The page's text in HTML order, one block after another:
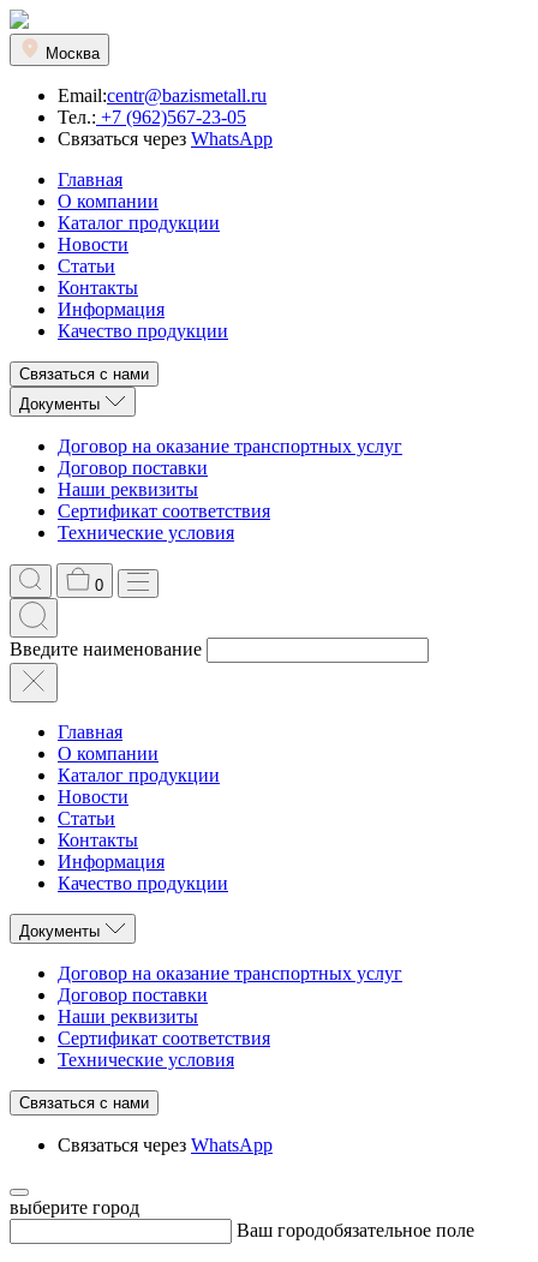
Москва
Email:centr@bazismetall.ru
Тел.: +7 (962)567-23-05
Связаться через WhatsApp
Главная
О компании
Каталог продукции
Новости
Статьи
Контакты
Информация
Качество продукции
Связаться с нами
Документы
Договор на оказание транспортных услуг
Договор поставки
Наши реквизиты
Сертификат соответствия
Технические условия
0
Введите наименование
Главная
О компании
Каталог продукции
Новости
Статьи
Контакты
Информация
Качество продукции
Документы
Договор на оказание транспортных услуг
Договор поставки
Наши реквизиты
Сертификат соответствия
Технические условия
Связаться с нами
Связаться через WhatsApp
выберите город
Ваш городобязательное поле